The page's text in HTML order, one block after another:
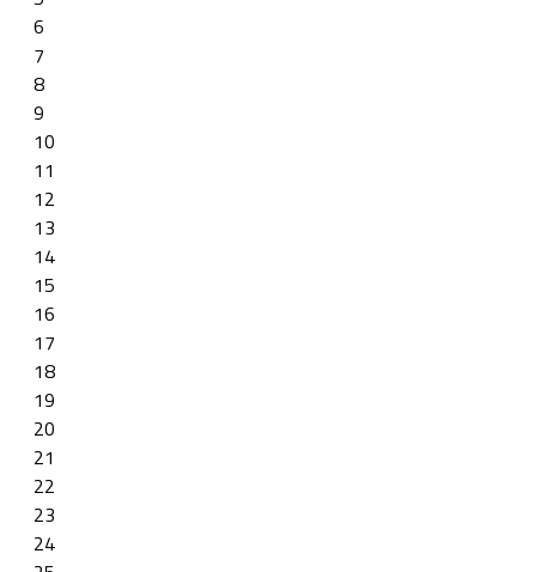
6
7
8
9
10
11
12
13
14
15
16
17
18
19
20
21
22
23
24